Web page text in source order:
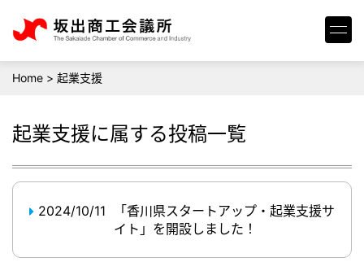
Home > 起業支援
起業支援に属する投稿一覧
2024/10/11
「香川県スタートアップ・起業支援サ
イト」を開設しました！